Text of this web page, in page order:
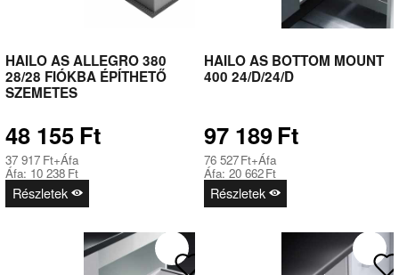
HAILO AS ALLEGRO 380
28/28 FIÓKBA ÉPÍTHETŐ
SZEMETES
48 155Ft
37 917 Ft+Áfa
Áfa: 10 238 Ft
Részletek
HAILO AS BOTTOM MOUNT
400 24/D/24/D
97 189Ft
76 527Ft+Áfa
Áfa: 20 662Ft
Részletek